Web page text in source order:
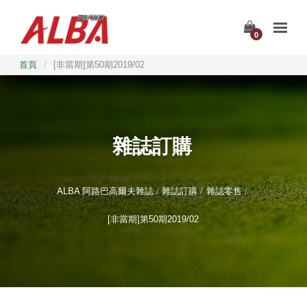
0
首頁 / [非當期]第50期2019/02
雜誌訂購
ALBA 阿路巴高爾夫雜誌 雜誌訂購 雜誌零售
[非當期]第50期2019/02